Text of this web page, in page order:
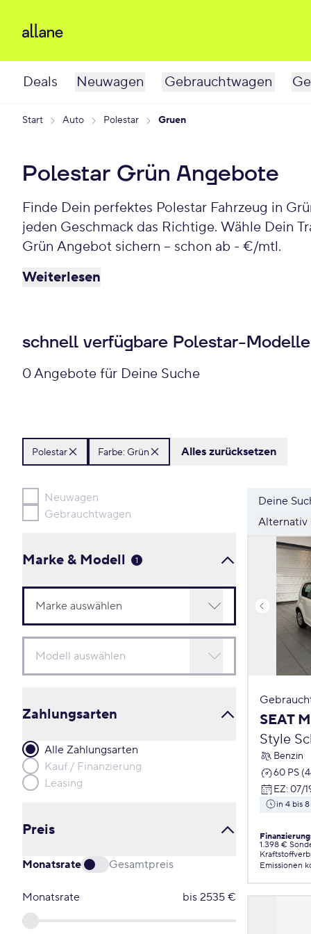
Deals Neuwagen Gebrauchtwagen
Start Auto Polestar Gruen
Polestar Grün Angebote
Finde Dein perfektes Polestar Fahrzeug in Grün! Ob
jeden Geschmack das Richtige. Wähle Dein
Grün Angebot sichern – schon ab - €/mtl.
Weiterlesen
schnell verfügbare Polestar-
0 Angebote für Deine Suche
Polestar Farbe: Grün Alles zurücksetzen
Neuwagen
Gebrauchtwagen
Marke & Modell 1
Zahlungsarten
Alle Zahlungsarten
Kauf / Finanzierung
Leasing
Preis
Monatsrate Gesamtpreis
Monatsrate bis 2535 €
Deine
Alternativ
SEAT
Style
Benzin
60 PS
EZ: 07/
in 4 bis
1.398 €
Emissionen